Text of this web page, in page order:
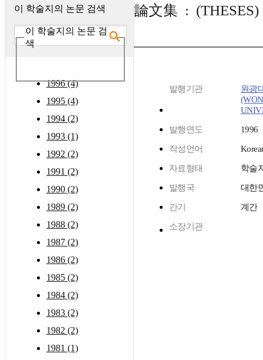
이 학술지의 논문 검색
이 학술지의 논문 검
색
1996 (4)
1995 (4)
1994 (2)
1993 (1)
1992 (2)
1991 (2)
1990 (2)
1989 (2)
1988 (2)
1987 (2)
1986 (2)
1985 (2)
1984 (2)
1983 (2)
1982 (2)
1981 (1)
論文集 : (THESES)
발행기관
원광
발행연도 1996
작성언어
자료형태 학술
발행국 대한
간기 계간
소장기관